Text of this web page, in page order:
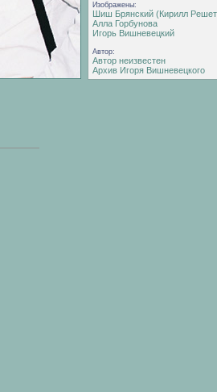
Изображены:
Шиш Брянский (Кирилл
Алла Горбунова
Игорь Вишневецкий
Автор:
Автор неизвестен
Архив Игоря Вишневецкого